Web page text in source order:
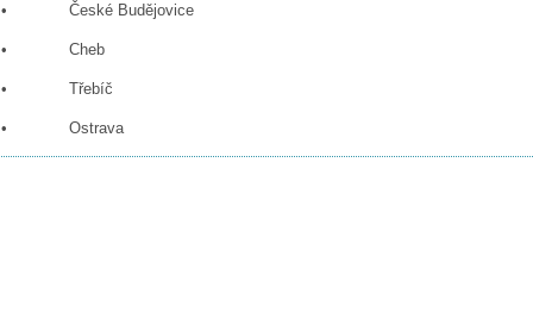
• České Budějovice
• Cheb
• Třebíč
• Ostrava